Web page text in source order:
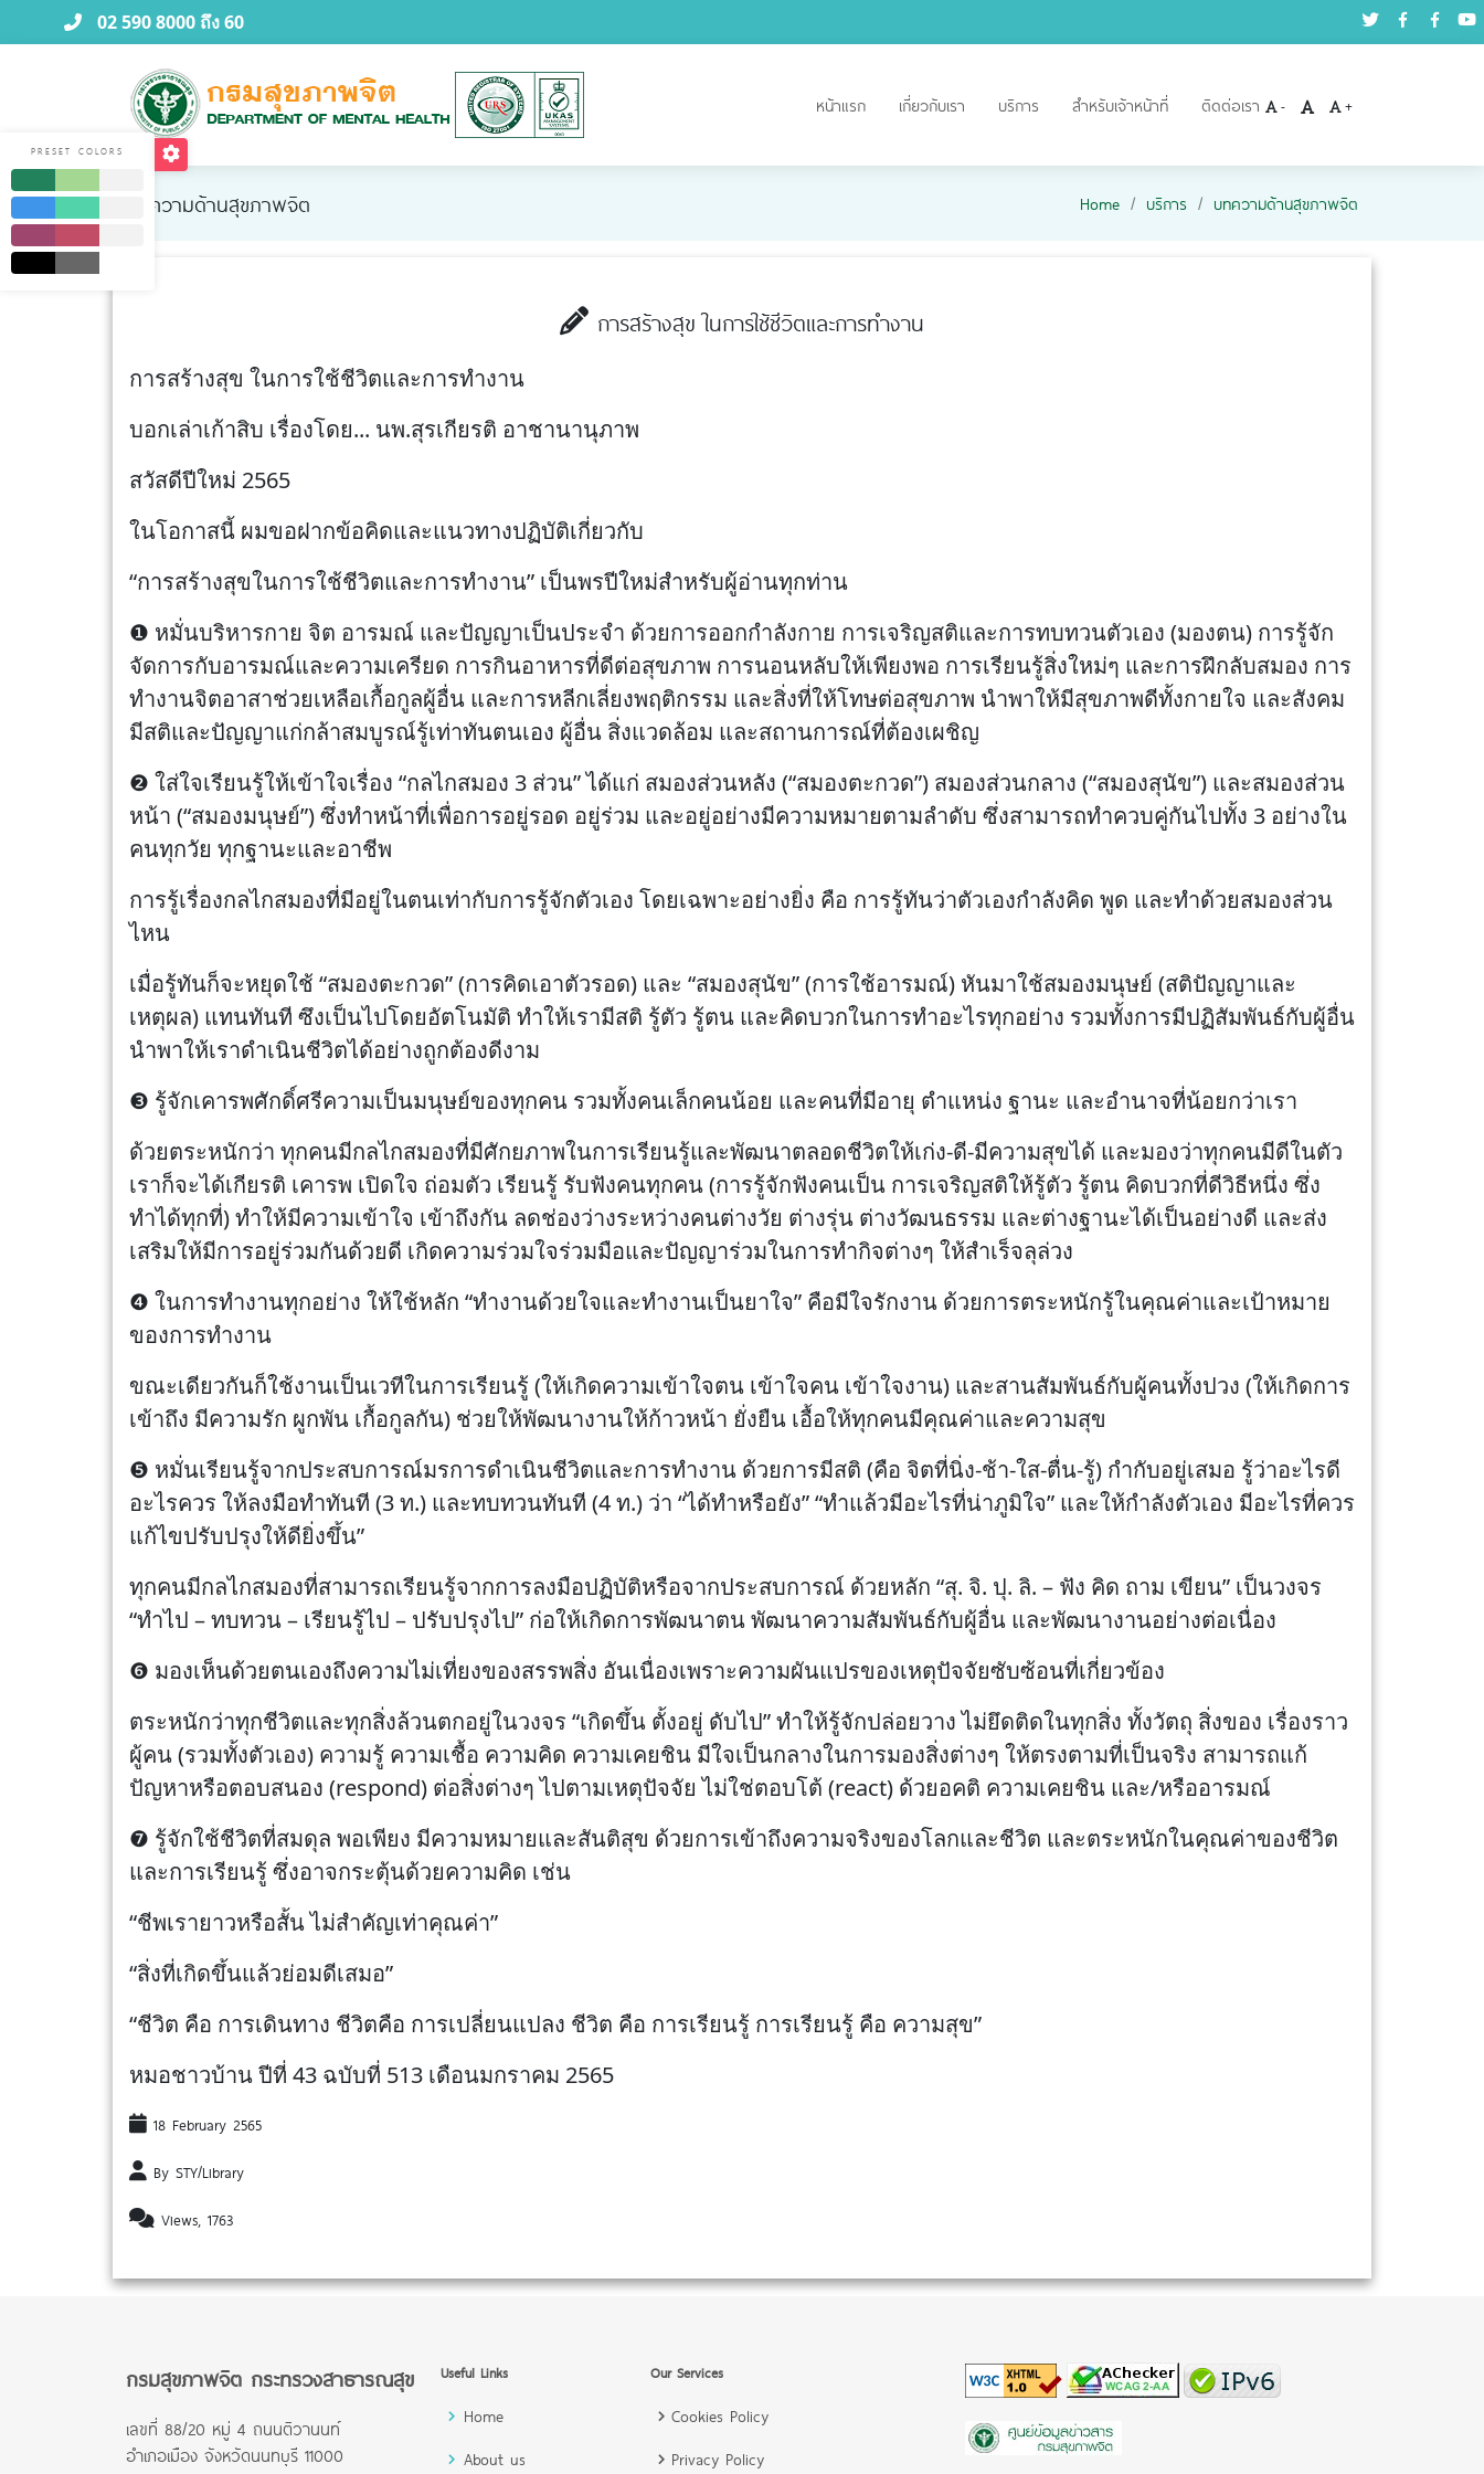
02 590 8000 ถึง 60
หน้าแรก เกี่ยวกับเรา บริการ สำหรับเจ้าหน้าที่ ติดต่อเรา - +
บทความด้านสุขภาพจิต Home บริการ บทความด้านสุขภาพจิต
การสร้างสุข ในการใช้ชีวิตและการทำงาน
การสร้างสุข ในการใช้ชีวิตและการทำงาน
บอกเล่าเก้าสิบ เรื่องโดย... นพ.สุรเกียรติ อาชานานุภาพ
สวัสดีปีใหม่ 2565
ในโอกาสนี้ ผมขอฝากข้อคิดและแนวทางปฏิบัติเกี่ยวกับ
“การสร้างสุขในการใช้ชีวิตและการทำงาน” เป็นพรปีใหม่สำหรับผู้อ่านทุกท่าน
❶ หมั่นบริหารกาย จิต อารมณ์ และปัญญาเป็นประจำ ด้วยการออกกำลังกาย การเจริญสติและการทบทวนตัวเอง (มองตน) การรู้จัก
จัดการกับอารมณ์และความเครียด การกินอาหารที่ดีต่อสุขภาพ การนอนหลับให้เพียงพอ การเรียนรู้สิ่งใหม่ๆ และการฝึกลับสมอง การ
ทำงานจิตอาสาช่วยเหลือเกื้อกูลผู้อื่น และการหลีกเลี่ยงพฤติกรรม และสิ่งที่ให้โทษต่อสุขภาพ นำพาให้มีสุขภาพดีทั้งกายใจ และสังคม
มีสติและปัญญาแก่กล้าสมบูรณ์รู้เท่าทันตนเอง ผู้อื่น สิ่งแวดล้อม และสถานการณ์ที่ต้องเผชิญ
❷ ใส่ใจเรียนรู้ให้เข้าใจเรื่อง “กลไกสมอง 3 ส่วน” ได้แก่ สมองส่วนหลัง (“สมองตะกวด”) สมองส่วนกลาง (“สมองสุนัข”) และสมองส่วน
หน้า (“สมองมนุษย์”) ซึ่งทำหน้าที่เพื่อการอยู่รอด อยู่ร่วม และอยู่อย่างมีความหมายตามลำดับ ซึ่งสามารถทำควบคู่กันไปทั้ง 3 อย่างใน
คนทุกวัย ทุกฐานะและอาชีพ
การรู้เรื่องกลไกสมองที่มีอยู่ในตนเท่ากับการรู้จักตัวเอง โดยเฉพาะอย่างยิ่ง คือ การรู้ทันว่าตัวเองกำลังคิด พูด และทำด้วยสมองส่วน
ไหน
เมื่อรู้ทันก็จะหยุดใช้ “สมองตะกวด” (การคิดเอาตัวรอด) และ “สมองสุนัข” (การใช้อารมณ์) หันมาใช้สมองมนุษย์ (สติปัญญาและ
เหตุผล) แทนทันที ซึงเป็นไปโดยอัตโนมัติ ทำให้เรามีสติ รู้ตัว รู้ตน และคิดบวกในการทำอะไรทุกอย่าง รวมทั้งการมีปฏิสัมพันธ์กับผู้อื่น
นำพาให้เราดำเนินชีวิตได้อย่างถูกต้องดีงาม
❸ รู้จักเคารพศักดิ์ศรีความเป็นมนุษย์ของทุกคน รวมทั้งคนเล็กคนน้อย และคนที่มีอายุ ตำแหน่ง ฐานะ และอำนาจที่น้อยกว่าเรา
ด้วยตระหนักว่า ทุกคนมีกลไกสมองที่มีศักยภาพในการเรียนรู้และพัฒนาตลอดชีวิตให้เก่ง-ดี-มีความสุขได้ และมองว่าทุกคนมีดีในตัว
เราก็จะได้เกียรติ เคารพ เปิดใจ ถ่อมตัว เรียนรู้ รับฟังคนทุกคน (การรู้จักฟังคนเป็น การเจริญสติให้รู้ตัว รู้ตน คิดบวกที่ดีวิธีหนึ่ง ซึ่ง
ทำได้ทุกที่) ทำให้มีความเข้าใจ เข้าถึงกัน ลดช่องว่างระหว่างคนต่างวัย ต่างรุ่น ต่างวัฒนธรรม และต่างฐานะได้เป็นอย่างดี และส่ง
เสริมให้มีการอยู่ร่วมกันด้วยดี เกิดความร่วมใจร่วมมือและปัญญาร่วมในการทำกิจต่างๆ ให้สำเร็จลุล่วง
❹ ในการทำงานทุกอย่าง ให้ใช้หลัก “ทำงานด้วยใจและทำงานเป็นยาใจ” คือมีใจรักงาน ด้วยการตระหนักรู้ในคุณค่าและเป้าหมาย
ของการทำงาน
ขณะเดียวกันก็ใช้งานเป็นเวทีในการเรียนรู้ (ให้เกิดความเข้าใจตน เข้าใจคน เข้าใจงาน) และสานสัมพันธ์กับผู้คนทั้งปวง (ให้เกิดการ
เข้าถึง มีความรัก ผูกพัน เกื้อกูลกัน) ช่วยให้พัฒนางานให้ก้าวหน้า ยั่งยืน เอื้อให้ทุกคนมีคุณค่าและความสุข
❺ หมั่นเรียนรู้จากประสบการณ์มรการดำเนินชีวิตและการทำงาน ด้วยการมีสติ (คือ จิตที่นิ่ง-ช้า-ใส-ตื่น-รู้) กำกับอยู่เสมอ รู้ว่าอะไรดี
อะไรควร ให้ลงมือทำทันที (3 ท.) และทบทวนทันที (4 ท.) ว่า “ได้ทำหรือยัง” “ทำแล้วมีอะไรที่น่าภูมิใจ” และให้กำลังตัวเอง มีอะไรที่ควร
แก้ไขปรับปรุงให้ดียิ่งขึ้น”
ทุกคนมีกลไกสมองที่สามารถเรียนรู้จากการลงมือปฏิบัติหรือจากประสบการณ์ ด้วยหลัก “สุ. จิ. ปุ. ลิ. – ฟัง คิด ถาม เขียน” เป็นวงจร
“ทำไป – ทบทวน – เรียนรู้ไป – ปรับปรุงไป” ก่อให้เกิดการพัฒนาตน พัฒนาความสัมพันธ์กับผู้อื่น และพัฒนางานอย่างต่อเนื่อง
❻ มองเห็นด้วยตนเองถึงความไม่เที่ยงของสรรพสิ่ง อันเนื่องเพราะความผันแปรของเหตุปัจจัยซับซ้อนที่เกี่ยวข้อง
ตระหนักว่าทุกชีวิตและทุกสิ่งล้วนตกอยู่ในวงจร “เกิดขึ้น ตั้งอยู่ ดับไป” ทำให้รู้จักปล่อยวาง ไม่ยึดติดในทุกสิ่ง ทั้งวัตถุ สิ่งของ เรื่องราว
ผู้คน (รวมทั้งตัวเอง) ความรู้ ความเชื้อ ความคิด ความเคยชิน มีใจเป็นกลางในการมองสิ่งต่างๆ ให้ตรงตามที่เป็นจริง สามารถแก้
ปัญหาหรือตอบสนอง (respond) ต่อสิ่งต่างๆ ไปตามเหตุปัจจัย ไม่ใช่ตอบโต้ (react) ด้วยอคติ ความเคยชิน และ/หรืออารมณ์
❼ รู้จักใช้ชีวิตที่สมดุล พอเพียง มีความหมายและสันติสุข ด้วยการเข้าถึงความจริงของโลกและชีวิต และตระหนักในคุณค่าของชีวิต
และการเรียนรู้ ซึ่งอาจกระตุ้นด้วยความคิด เช่น
“ชีพเรายาวหรือสั้น ไม่สำคัญเท่าคุณค่า”
“สิ่งที่เกิดขึ้นแล้วย่อมดีเสมอ”
“ชีวิต คือ การเดินทาง ชีวิตคือ การเปลี่ยนแปลง ชีวิต คือ การเรียนรู้ การเรียนรู้ คือ ความสุข”
หมอชาวบ้าน ปีที่ 43 ฉบับที่ 513 เดือนมกราคม 2565
18 February 2565
By STY/Library
Views, 1763
กรมสุขภาพจิต กระทรวงสาธารณสุข
เลขที่ 88/20 หมู่ 4 ถนนติวานนท์
อำเภอเมือง จังหวัดนนทบุรี 11000
Useful Links
Home
About us
Our Services
Cookies Policy
Privacy Policy
PRESET COLORS